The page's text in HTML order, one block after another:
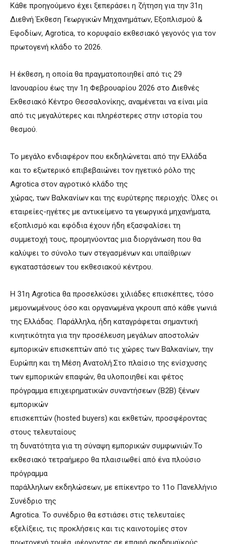
Κάθε προηγούμενο έχει ξεπεράσει η ζήτηση για την 31η
Διεθνή Έκθεση Γεωργικών Μηχανημάτων, Εξοπλισμού &
Εφοδίων, Agrotica, το κορυφαίο εκθεσιακό γεγονός για τον
πρωτογενή κλάδο το 2026.
Η έκθεση, η οποία θα πραγματοποιηθεί από τις 29
Ιανουαρίου έως την 1η Φεβρουαρίου 2026 στο Διεθνές
Εκθεσιακό Κέντρο Θεσσαλονίκης, αναμένεται να είναι μία
από τις μεγαλύτερες και πληρέστερες στην ιστορία του
θεσμού.
Το μεγάλο ενδιαφέρον που εκδηλώνεται από την Ελλάδα
και το εξωτερικό επιβεβαιώνει τον ηγετικό ρόλο της
Agrotica στον αγροτικό κλάδο της
χώρας, των Βαλκανίων και της ευρύτερης περιοχής. Όλες οι
εταιρείες-ηγέτες με αντικείμενο τα γεωργικά μηχανήματα,
εξοπλισμό και εφόδια έχουν ήδη εξασφαλίσει τη
συμμετοχή τους, προμηνύοντας μια διοργάνωση που θα
καλύψει το σύνολο των στεγασμένων και υπαίθριων
εγκαταστάσεων του εκθεσιακού κέντρου.
Η 31η Agrotica θα προσελκύσει χιλιάδες επισκέπτες, τόσο
μεμονωμένους όσο και οργανωμένα γκρουπ από κάθε γωνιά
της Ελλάδας. Παράλληλα, ήδη καταγράφεται σημαντική
κινητικότητα για την προσέλευση μεγάλων αποστολών
εμπορικών επισκεπτών από τις χώρες των Βαλκανίων, την
Ευρώπη και τη Μέση Ανατολή.Στο πλαίσιο της ενίσχυσης
των εμπορικών επαφών, θα υλοποιηθεί και φέτος
πρόγραμμα επιχειρηματικών συναντήσεων (B2B) ξένων
εμπορικών
επισκεπτών (hosted buyers) και εκθετών, προσφέροντας
στους τελευταίους
τη δυνατότητα για τη σύναψη εμπορικών συμφωνιών.Το
εκθεσιακό τετραήμερο θα πλαισιωθεί από ένα πλούσιο
πρόγραμμα
παράλληλων εκδηλώσεων, με επίκεντρο το 11ο Πανελλήνιο
Συνέδριο της
Agrotica. Το συνέδριο θα εστιάσει στις τελευταίες
εξελίξεις, τις προκλήσεις και τις καινοτομίες στον